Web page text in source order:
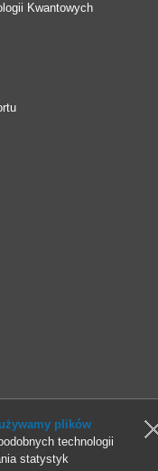
Kwantowych
używamy plików
technologii
statystyk